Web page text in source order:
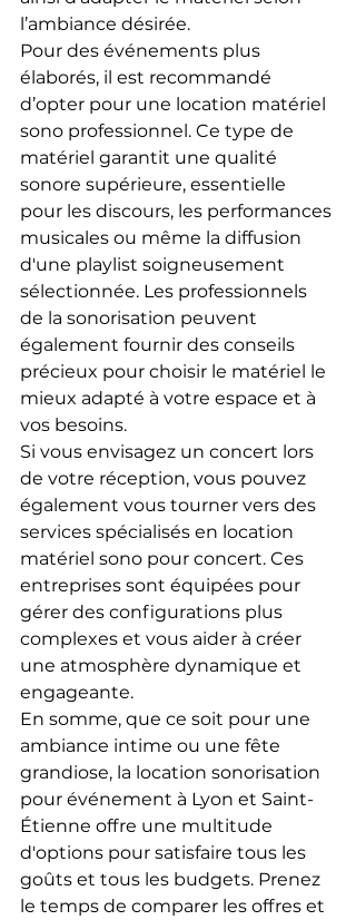
l’ambiance désirée.
Pour des événements plus
élaborés, il est recommandé
d’opter pour une location matériel
sono professionnel. Ce type de
matériel garantit une qualité
sonore supérieure, essentielle
pour les discours, les performances
musicales ou même la diffusion
d'une playlist soigneusement
sélectionnée. Les professionnels
de la sonorisation peuvent
également fournir des conseils
précieux pour choisir le matériel le
mieux adapté à votre espace et à
vos besoins.
Si vous envisagez un concert lors
de votre réception, vous pouvez
également vous tourner vers des
services spécialisés en location
matériel sono pour concert. Ces
entreprises sont équipées pour
gérer des configurations plus
complexes et vous aider à créer
une atmosphère dynamique et
engageante.
En somme, que ce soit pour une
ambiance intime ou une fête
grandiose, la location sonorisation
pour événement à Lyon et Saint-
Étienne offre une multitude
d'options pour satisfaire tous les
goûts et tous les budgets. Prenez
le temps de comparer les offres et